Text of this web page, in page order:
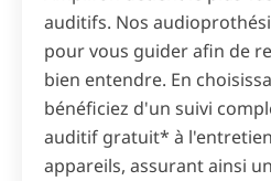
auditifs. Nos
pour vous guider afin de
bien entendre. En
bénéficiez d'un suivi
auditif gratuit* à
appareils, assurant ainsi